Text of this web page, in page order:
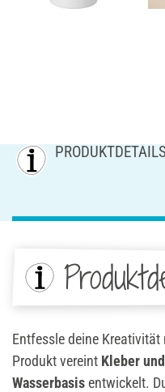
PRODUKTDETAILS
Entfessle deine Kreativität
Produkt vereint Kleber
Wasserbasis entwickelt.